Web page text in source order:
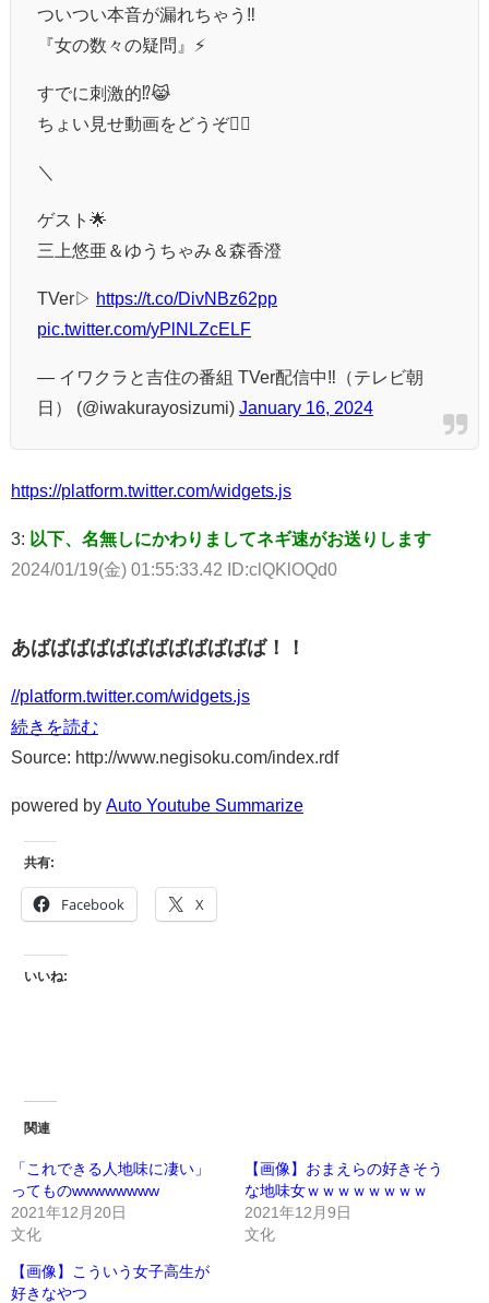
ついつい本音が漏れちゃう‼️
『女の数々の疑問』⚡️
すでに刺激的⁉️😹
ちょい見せ動画をどうぞ❤️‍🔥
＼
ゲスト🌟
三上悠亜＆ゆうちゃみ＆森香澄
TVer▷ https://t.co/DivNBz62pp
pic.twitter.com/yPlNLZcELF
— イワクラと吉住の番組 TVer配信中‼️（テレビ朝
日） (@iwakurayosizumi) January 16, 2024
https://platform.twitter.com/widgets.js
3: 以下、名無しにかわりましてネギ速がお送りします
2024/01/19(金) 01:55:33.42 ID:clQKlOQd0
あばばばばばばばばばばばば！！
//platform.twitter.com/widgets.js
続きを読む
Source: http://www.negisoku.com/index.rdf
powered by Auto Youtube Summarize
共有:
Facebook X
いいね:
関連
「これできる人地味に凄い」
ってものwwwwwwww
2021年12月20日
文化
【画像】おまえらの好きそう
な地味女ｗｗｗｗｗｗｗｗ
2021年12月9日
文化
【画像】こういう女子高生が
好きなやつ